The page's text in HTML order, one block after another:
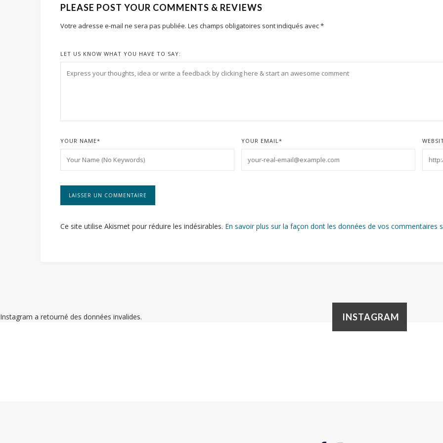
PLEASE POST YOUR COMMENTS & REVIEWS
Votre adresse e-mail ne sera pas publiée. Les champs obligatoires sont indiqués avec*
LET US KNOW WHAT YOU HAVE TO SAY:
YOUR NAME* YOUR EMAIL *
Ce site utilise Akismet pour réduire les indésirables. En savoir plus sur la façon dont les données de vos commentaires
INSTAGRAM
Instagram a retourné des données invalides.